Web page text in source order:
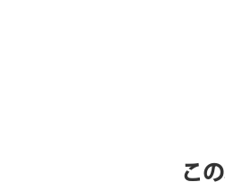
こ